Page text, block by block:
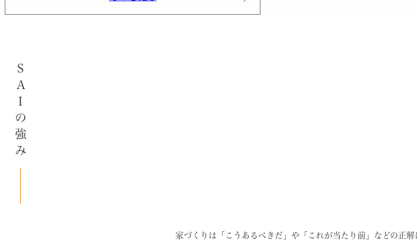
SAIの強み
家づくりは「こうあるべきだ」や 「これが当たり前」などの正解